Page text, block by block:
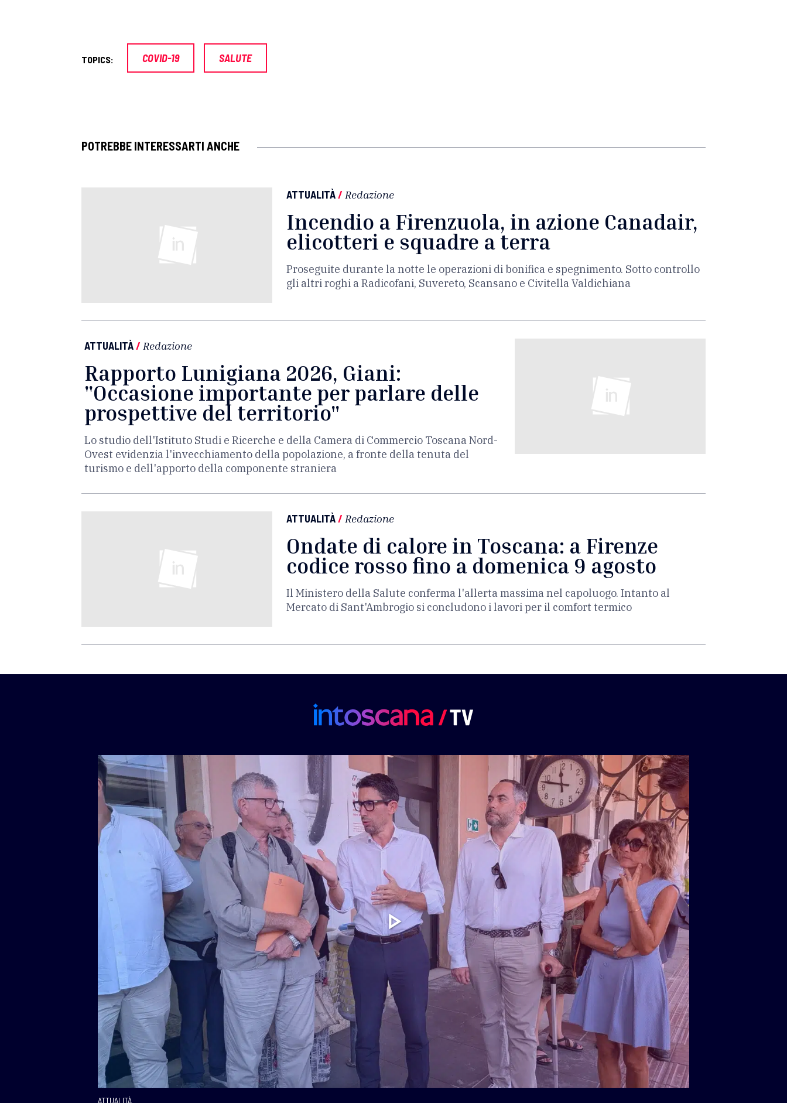
TOPICS: COVID-19 SALUTE
POTREBBE INTERESSARTI ANCHE
ATTUALITÀ/ Redazione
Incendio a Firenzuola, in azione Canadair,
elicotteri e squadre a terra
Proseguite durante la notte le operazioni di bonifica e spegnimento. Sotto controllo
gli altri roghi a Radicofani, Suvereto, Scansano e Civitella Valdichiana
ATTUALITÀ/ Redazione
Rapporto Lunigiana 2026, Giani:
"Occasione importante per parlare delle
prospettive del territorio"
Lo studio dell'Istituto Studi e Ricerche e della Camera di Commercio Toscana Nord-
Ovest evidenzia l'invecchiamento della popolazione, a fronte della tenuta del
turismo e dell'apporto della componente straniera
ATTUALITÀ/ Redazione
Ondate di calore in Toscana: a Firenze
codice rosso fino a domenica 9 agosto
Il Ministero della Salute conferma l'allerta massima nel capoluogo. Intanto al
Mercato di Sant'Ambrogio si concludono i lavori per il comfort termico
ATTUALITÀ